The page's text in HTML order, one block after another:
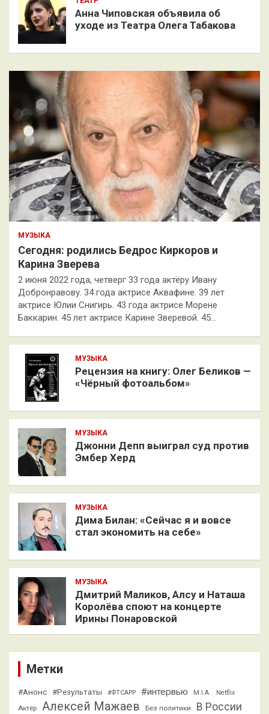
Анна Чиповская объявила об
уходе из Театра Олега Табакова
МУЗЫКА
Сегодня: родились Бедрос Киркоров и
Карина Зверева
2 июня 2022 года, четверг 33 года актёру Ивану
Добронравову. 34 года актрисе Аквафине. 39 лет
актрисе Юлии Снигирь. 43 года актрисе Морене
Баккарин. 45 лет актрисе Карине Зверевой. 45…
МУЗЫКА
Рецензия на книгу: Олег Беликов —
«Чёрный фотоальбом»
МУЗЫКА
Джонни Депп выиграл суд против
Эмбер Херд
МУЗЫКА
Дима Билан: «Сейчас я и вовсе
стал экономить на себе»
МУЗЫКА
Дмитрий Маликов, Алсу и Наташа
Королёва споют на концерте
Ирины Понаровской
Метки
#Анонс #Результаты #ФТСАРР #интервью M.I.A. Netflix
Актёр Алексей Мажаев Без политики В России